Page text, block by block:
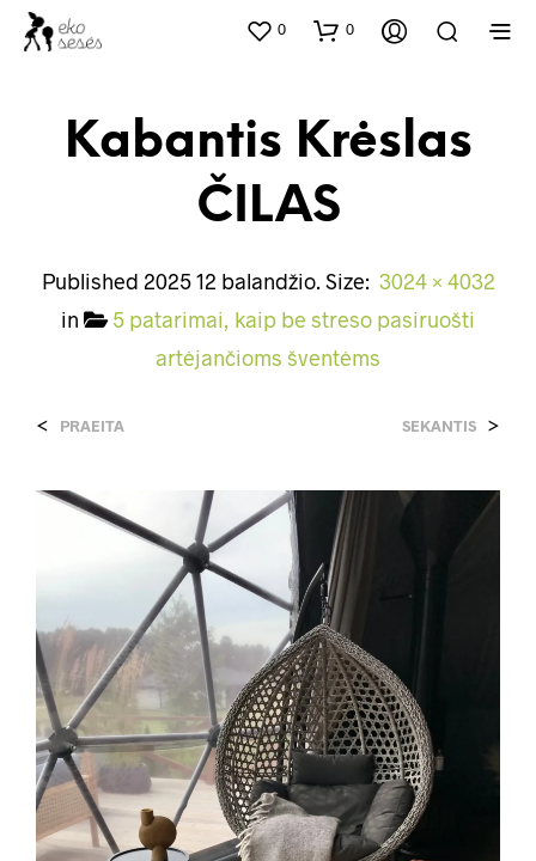
0 0
Kabantis Krėslas
ČILAS
Published 2025 12 balandžio. Size: 3024 × 4032
in
5 patarimai, kaip be streso pasiruošti
artėjančioms šventėms
< PRAEITA SEKANTIS >